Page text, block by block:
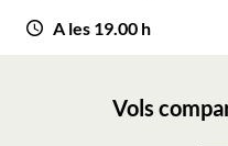
A les 19.00 h
Vols